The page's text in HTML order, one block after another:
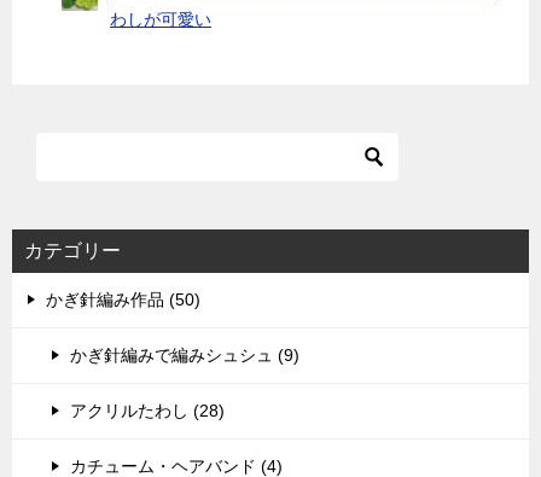
わしが可愛い
カテゴリー
かぎ針編み作品 (50)
かぎ針編みで編みシュシュ (9)
アクリルたわし (28)
カチューム・ヘアバンド (4)